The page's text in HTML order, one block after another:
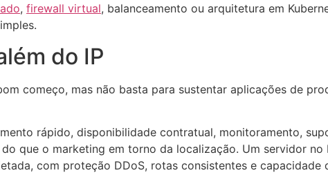
, firewall virtual, balanceamento ou arquitetura em
do IP
começo, mas não basta para sustentar aplicações de
rápido, disponibilidade contratual, monitoramento,
que o marketing em torno da localização. Um servidor
com proteção DDoS, rotas consistentes e capacidade